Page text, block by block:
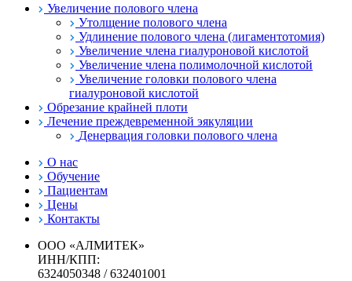
Увеличение полового члена
Утолщение полового члена
Удлинение полового члена (лигаментотомия)
Увеличение члена гиалуроновой кислотой
Увеличение члена полимолочной кислотой
Увеличение головки полового члена
гиалуроновой кислотой
Обрезание крайней плоти
Лечение преждевременной эякуляции
Денервация головки полового члена
О нас
Обучение
Пациентам
Цены
Контакты
ООО «АЛМИТЕК»
ИНН/КПП:
6324050348 / 632401001